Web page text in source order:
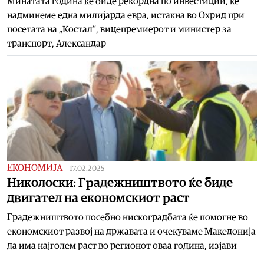
надминеме една милијарда евра, истакна во Охрид при
посетата на „Костал“, вицепремиерот и министер за
транспорт, Александар
ЕКОНОМИЈА 17.02.2025
Николоски: Градежништвото ќе биде
двигател на економскиот раст
Градежништвото посебно нискоградбата ќе помогне во
економскиот развој на државата и очекуваме Македонија
да има најголем раст во регионот оваа година, изјави